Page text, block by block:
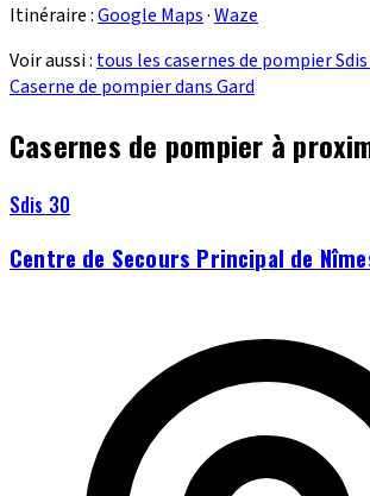
Itinéraire :Google Maps·Waze
Voir aussi : tous les casernes de pompier
Caserne de pompier dans Gard
Casernes de pompier à
Sdis 30
Centre de Secours Principal de